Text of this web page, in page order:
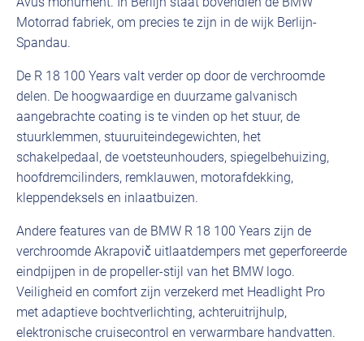
Motorrad fabriek, om precies te zijn in de wijk Berlijn-
Spandau.
De R 18 100 Years valt verder op door de verchroomde
delen. De hoogwaardige en duurzame galvanisch
aangebrachte coating is te vinden op het stuur, de
stuurklemmen, stuuruiteindegewichten, het
schakelpedaal, de voetsteunhouders, spiegelbehuizing,
hoofdremcilinders, remklauwen, motorafdekking,
kleppendeksels en inlaatbuizen.
Andere features van de BMW R 18 100 Years zijn de
verchroomde Akrapovič uitlaatdempers met geperforeerde
eindpijpen in de propeller-stijl van het BMW logo.
Veiligheid en comfort zijn verzekerd met Headlight Pro
met adaptieve bochtverlichting, achteruitrijhulp,
elektronische cruisecontrol en verwarmbare handvatten.